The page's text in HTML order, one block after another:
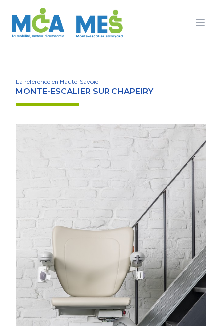
La référence en Haute-Savoie
MONTE-ESCALIER SUR CHAPEIRY